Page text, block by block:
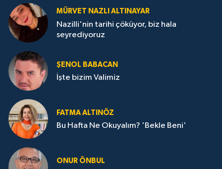
MÜRVET NAZLI ALTINAYAR
Nazilli'nin tarihi çöküyor, biz hala
seyrediyoruz
ŞENOL BABACAN
İşte bizim Valimiz
FATMA ALTINÖZ
Bu Hafta Ne Okuyalım? 'Bekle Beni'
ONUR ÖNBUL